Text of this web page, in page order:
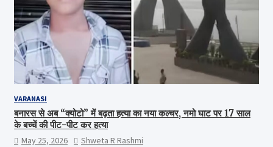
VARANASI
बनारस से अब “क्योटो” में बढ़ता हत्या का नया कल्चर, नमो घाट पर 17 साल
के बच्चें की पीट-पीट कर हत्या
May 25, 2026 Shweta R Rashmi